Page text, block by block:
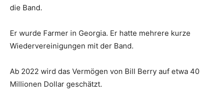
die Band.
Er wurde Farmer in Georgia. Er hatte mehrere kurze
Wiedervereinigungen mit der Band.
Ab 2022 wird das Vermögen von Bill Berry auf etwa 40
Millionen Dollar geschätzt.